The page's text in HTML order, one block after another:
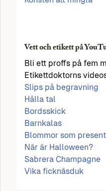
Vett och etikett på
Bli ett proffs på fem
Etikettdoktorns
Slips på begravning
Hålla tal
Bordsskick
Barnkalas
Blommor som present
När är Halloween?
Sabrera Champagne
Vika ficknäsduk